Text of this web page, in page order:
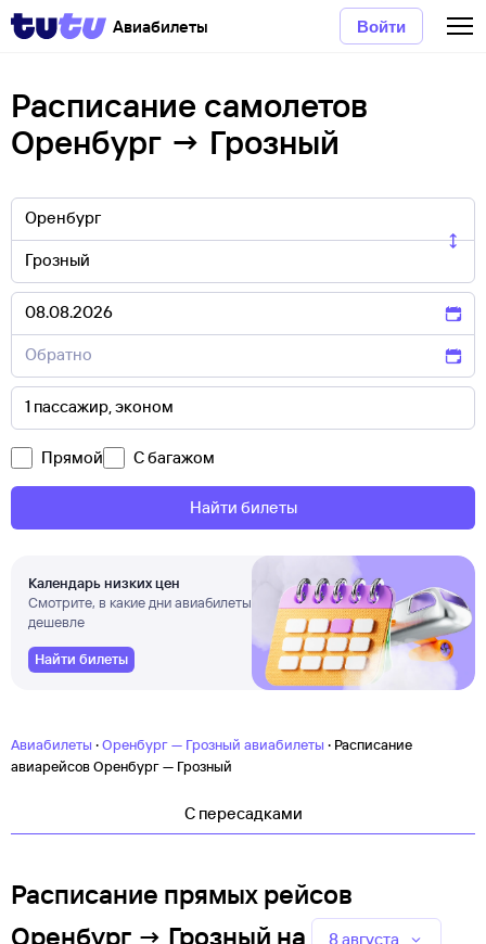
Авиабилеты Войти
Расписание самолетов
Оренбург → Грозный
Прямой С багажом
Найти билеты
Календарь низких цен
Смотрите, в какие дни авиабилеты
дешевле
Найти билеты
Авиабилеты ·Оренбург — Грозный авиабилеты · Расписание
авиарейсов Оренбург — Грозный
C пересадками
Расписание прямых рейсов
Оренбург → Грозный на 8 августа